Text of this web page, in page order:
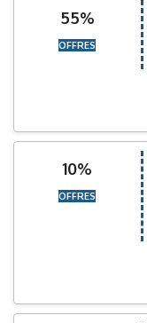
55%
OFFRES
10%
OFFRES